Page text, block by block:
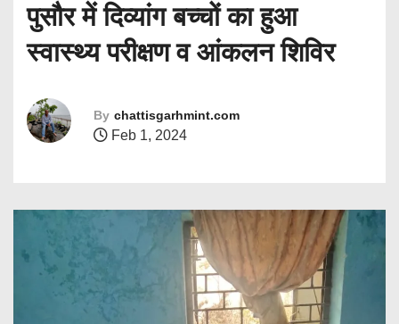
पुसौर में दिव्यांग बच्चों का हुआ
स्वास्थ्य परीक्षण व आंकलन शिविर
By chattisgarhmint.com
Feb 1, 2024